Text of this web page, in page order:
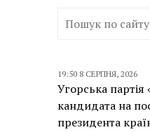
19:50 8 СЕРПНЯ, 2026
Угорська партія
кандидата на
президента